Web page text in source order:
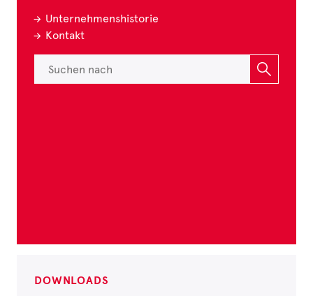
Unternehmenshistorie
Kontakt
DOWNLOADS